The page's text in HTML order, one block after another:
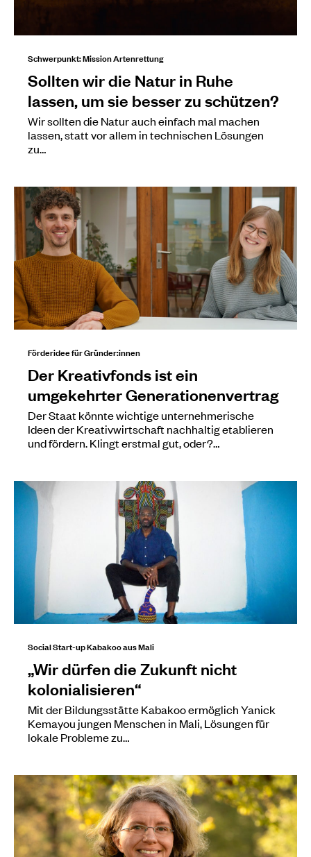
Schwerpunkt: Mission Artenrettung
Sollten wir die Natur in Ruhe
lassen, um sie besser zu schützen?
Wir sollten die Natur auch einfach mal machen
lassen, statt vor allem in technischen Lösungen
zu…
Förderidee für Gründer:innen
Der Kreativfonds ist ein
umgekehrter Generationenvertrag
Der Staat könnte wichtige unternehmerische
Ideen der Kreativwirtschaft nachhaltig etablieren
und fördern. Klingt erstmal gut, oder?…
Social Start-up Kabakoo aus Mali
„Wir dürfen die Zukunft nicht
kolonialisieren“
Mit der Bildungsstätte Kabakoo ermöglich Yanick
Kemayou jungen Menschen in Mali, Lösungen für
lokale Probleme zu…